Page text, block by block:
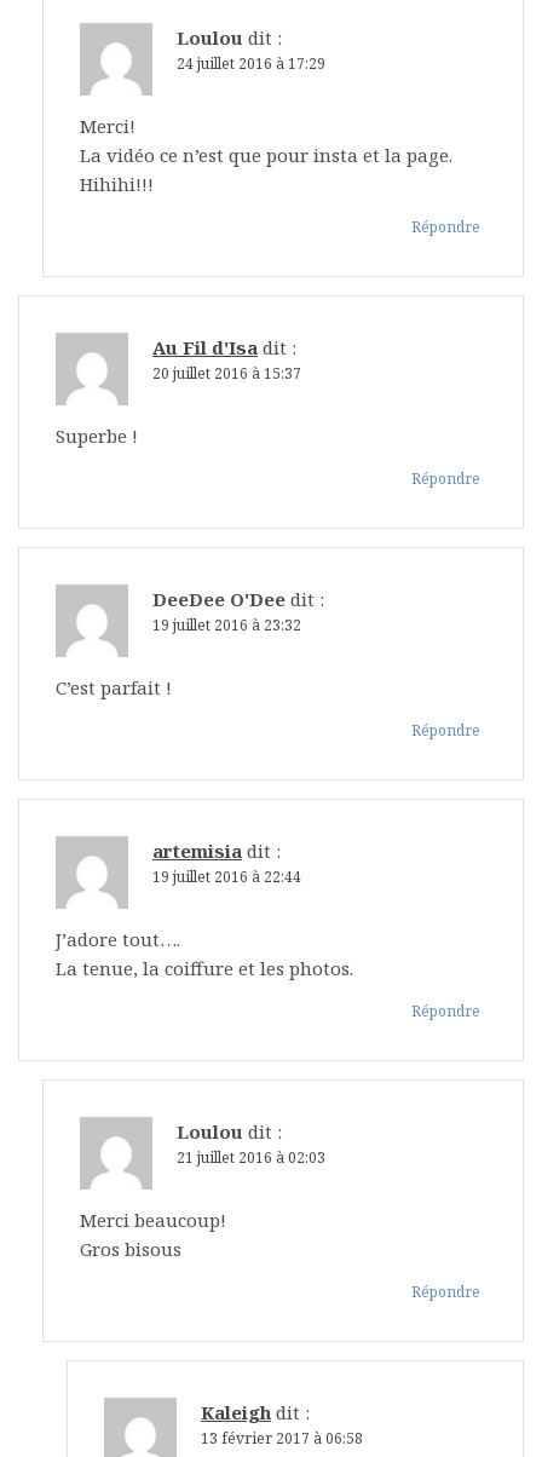
Loulou dit :
24 juillet 2016 à 17:29
Merci!
La vidéo ce n’est que pour insta et la page.
Hihihi!!!
Répondre
Au Fil d'Isa dit :
20 juillet 2016 à 15:37
Superbe !
Répondre
DeeDee O'Dee dit :
19 juillet 2016 à 23:32
C’est parfait !
Répondre
artemisia dit :
19 juillet 2016 à 22:44
J’adore tout….
La tenue, la coiffure et les photos.
Répondre
Loulou dit :
21 juillet 2016 à 02:03
Merci beaucoup!
Gros bisous
Répondre
Kaleigh dit :
13 février 2017 à 06:58